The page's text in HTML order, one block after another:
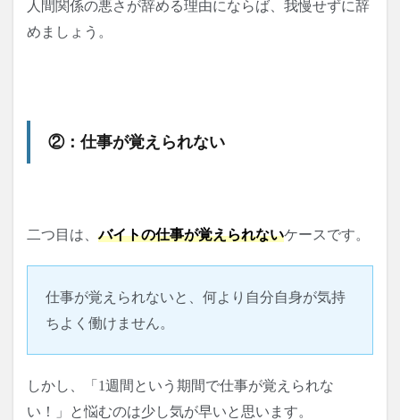
人間関係の悪さが辞める理由にならば、我慢せずに辞
めましょう。
②：仕事が覚えられない
二つ目は、バイトの仕事が覚えられないケースです。
仕事が覚えられないと、何より自分自身が気持
ちよく働けません。
しかし、「1週間という期間で仕事が覚えられな
い！」
と悩むのは少し気が早いと思います。